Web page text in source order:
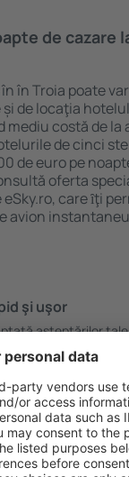
de cazare
în Troia poate
de locaţia
mediu costă de la
de cinci
de euro pe
oferta
care ȋţi
avion
şi uşor
aşteptărilor
siguranţă
fără griji cu opțiune
mai mult